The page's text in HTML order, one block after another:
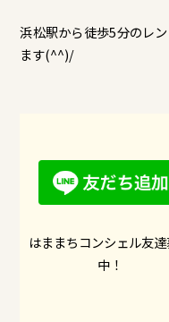
浜松駅から徒歩5分のレ
ます(^^)/
はままちコンシェル友
中！